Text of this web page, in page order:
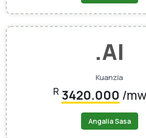
.AI
Kuanzia
R 3420.000 /
Angalia Sasa